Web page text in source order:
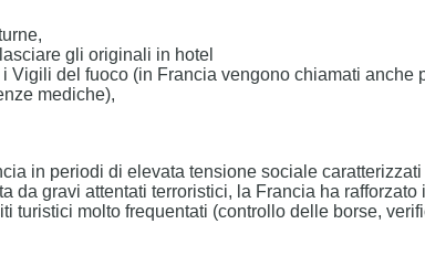
gli originali in hotel
del fuoco (in Francia vengono chiamati anche
mediche),
in periodi di elevata tensione sociale caratterizzati
da gravi attentati terroristici, la Francia ha rafforzato i
turistici molto frequentati (controllo delle borse,